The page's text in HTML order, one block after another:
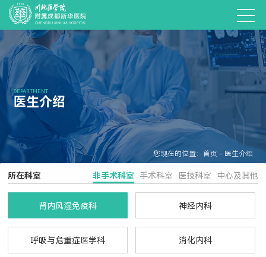
DEPARTMENT
医生介绍
您现在的位置：首页 - 医生介绍
所在科室 非手术科室 手术科室 医技科室 中心及其他
肾内风湿免疫科 神经内科
呼吸与危重症医学科 消化内科